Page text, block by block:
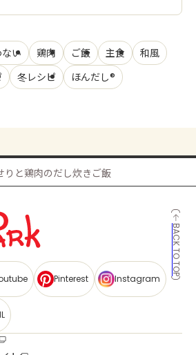
い 鶏肉 ご飯 主食
和風
冬レシピ ほんだし®
りと鶏肉のだし炊きご飯
BACK TO TOP
Pinterest Instagram